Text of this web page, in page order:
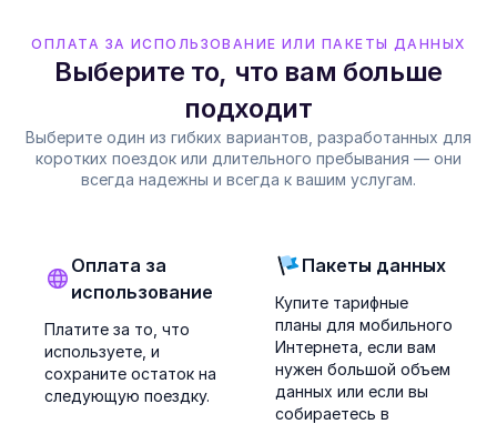
ОПЛАТА ЗА ИСПОЛЬЗОВАНИЕ ИЛИ ПАКЕТЫ ДАННЫХ
Выберите то, что вам больше
подходит
Выберите один из гибких вариантов, разработанных для
коротких поездок или длительного пребывания — они
всегда надежны и всегда к вашим услугам.
Оплата за
использование
Платите за то, что
используете, и
сохраните остаток на
следующую поездку.
Пакеты данных
Купите тарифные
планы для мобильного
Интернета, если вам
нужен большой объем
данных или если вы
собираетесь в